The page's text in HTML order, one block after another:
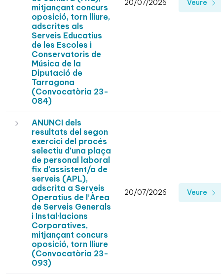
mitjançant concurs
oposició, torn lliure,
adscrites als
Serveis Educatius
de les Escoles i
Conservatoris de
Música de la
Diputació de
Tarragona
(Convocatòria 23-
084)
20/07/2026 Veure
ANUNCI dels
resultats del segon
exercici del procés
selectiu d’una plaça
de personal laboral
fix d’assistent/a de
serveis (APL),
adscrita a Serveis
Operatius de l’Àrea
de Serveis Generals
i Instal·lacions
Corporatives,
mitjançant concurs
oposició, torn lliure
(Convocatòria 23-
093)
20/07/2026 Veure